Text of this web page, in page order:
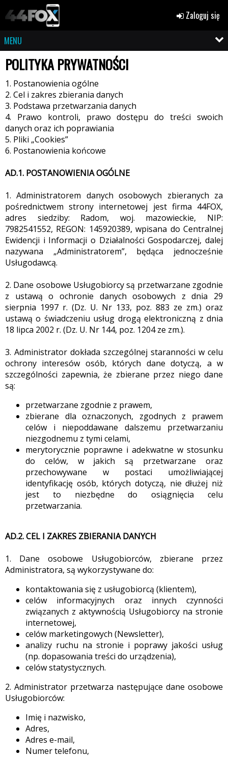
Zaloguj się
MENU
POLITYKA PRYWATNOŚCI
1. Postanowienia ogólne
2. Cel i zakres zbierania danych
3. Podstawa przetwarzania danych
4. Prawo kontroli, prawo dostępu do treści swoich
danych oraz ich poprawiania
5. Pliki „Cookies”
6. Postanowienia końcowe
AD.1. POSTANOWIENIA OGÓLNE
1. Administratorem danych osobowych zbieranych za
pośrednictwem strony internetowej jest firma 44FOX,
adres siedziby: Radom, woj. mazowieckie, NIP:
7982541552, REGON: 145920389, wpisana do Centralnej
Ewidencji i Informacji o Działalności Gospodarczej, dalej
nazywana „Administratorem”, będąca jednocześnie
Usługodawcą.
2. Dane osobowe Usługobiorcy są przetwarzane zgodnie
z ustawą o ochronie danych osobowych z dnia 29
sierpnia 1997 r. (Dz. U. Nr 133, poz. 883 ze zm.) oraz
ustawą o świadczeniu usług drogą elektroniczną z dnia
18 lipca 2002 r. (Dz. U. Nr 144, poz. 1204 ze zm.).
3. Administrator dokłada szczególnej staranności w celu
ochrony interesów osób, których dane dotyczą, a w
szczególności zapewnia, że zbierane przez niego dane
są:
przetwarzane zgodnie z prawem,
zbierane dla oznaczonych, zgodnych z prawem
celów i niepoddawane dalszemu przetwarzaniu
niezgodnemu z tymi celami,
merytorycznie poprawne i adekwatne w stosunku
do celów, w jakich są przetwarzane oraz
przechowywane w postaci umożliwiającej
identyfikację osób, których dotyczą, nie dłużej niż
jest to niezbędne do osiągnięcia celu
przetwarzania.
AD.2. CEL I ZAKRES ZBIERANIA DANYCH
1. Dane osobowe Usługobiorców, zbierane przez
Administratora, są wykorzystywane do:
kontaktowania się z usługobiorcą (klientem),
celów informacyjnych oraz innych czynności
związanych z aktywnością Usługobiorcy na stronie
internetowej,
celów marketingowych (Newsletter),
analizy ruchu na stronie i poprawy jakości usług
(np. dopasowania treści do urządzenia),
celów statystycznych.
2. Administrator przetwarza następujące dane osobowe
Usługobiorców:
Imię i nazwisko,
Adres,
Adres e-mail,
Numer telefonu,